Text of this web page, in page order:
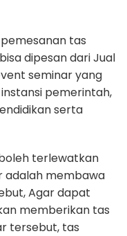
tas
dipesan dari Jual
seminar yang
pemerintah,
serta
terlewatkan
adalah membawa
Agar dapat
memberikan tas
tersebut, tas